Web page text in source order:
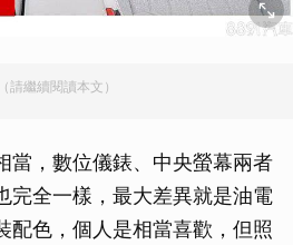
請繼續閱讀本文）
當，數位儀錶、中央螢幕兩者
完全一樣，最大差異就是油電
配色，個人是相當喜歡，但照